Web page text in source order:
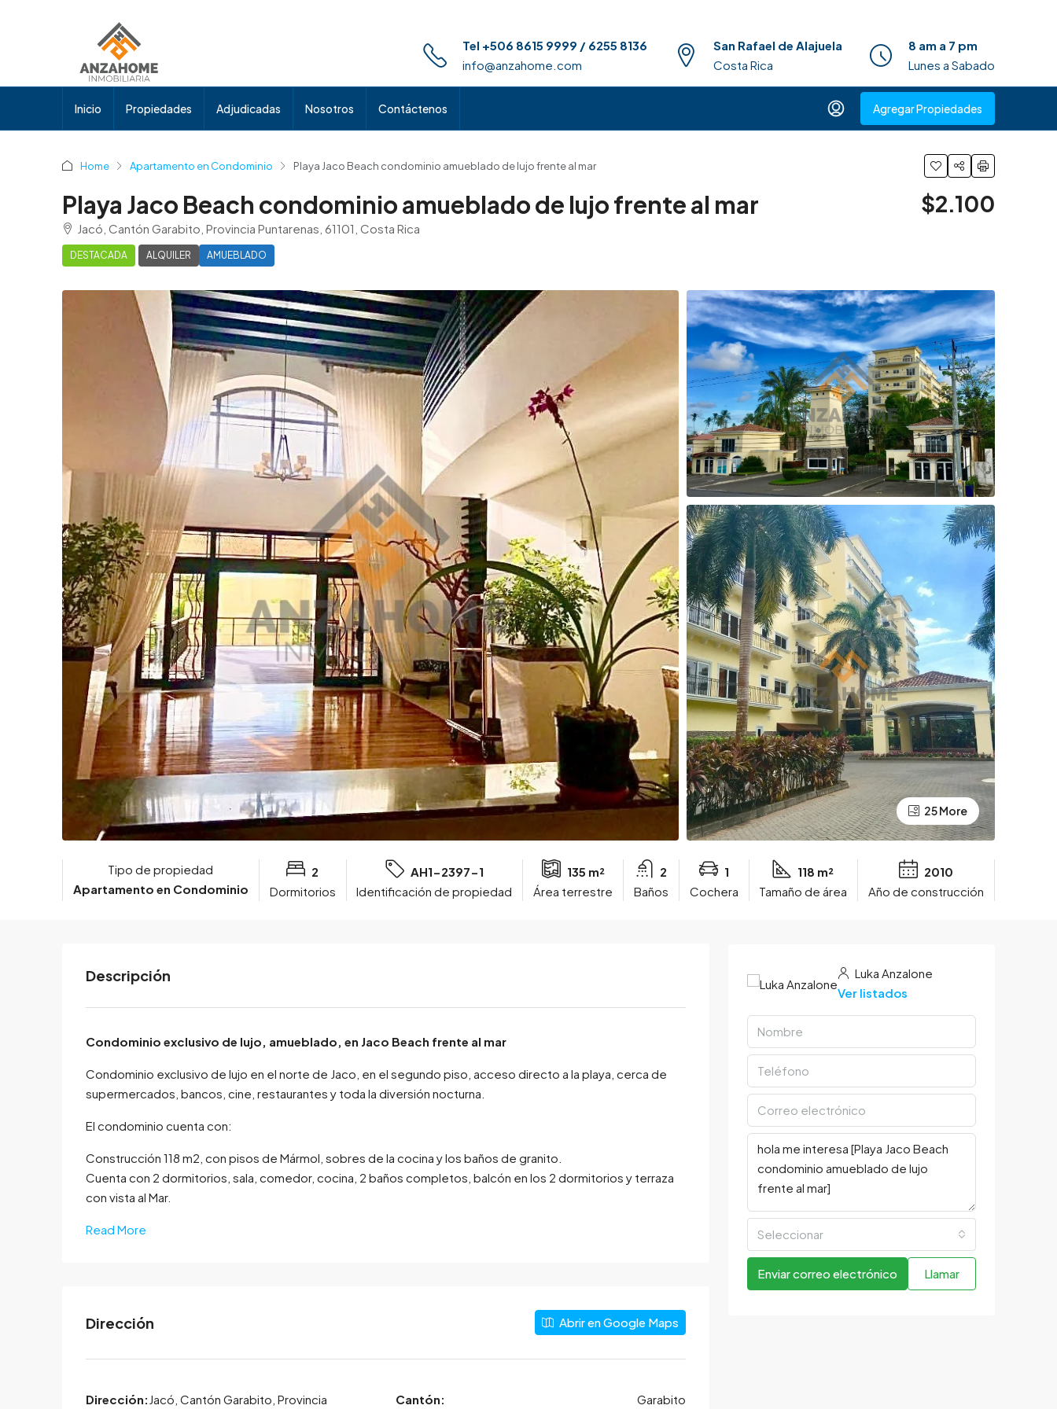
Tel +506 8615 9999 / 6255 8136
info@anzahome.com
San Rafael de Alajuela
Costa Rica
8 am a 7 pm
Lunes a Sabado
Inicio Propiedades Adjudicadas Nosotros Contáctenos Agregar Propiedades
Home Apartamento en Condominio Playa Jaco Beach condominio amueblado de lujo frente al mar
Playa Jaco Beach condominio amueblado de lujo frente al mar
Jacó, Cantón Garabito, Provincia Puntarenas, 61101, Costa Rica
DESTACADA ALQUILER AMUEBLADO
$2.100
25 More
Tipo de propiedad
Apartamento en Condominio
2
Dormitorios
AH1-2397-1
Identificación de propiedad
135 m²
Área terrestre
2
Baños
1
Cochera
118 m²
Tamaño de área
2010
Año de construcción
Descripción
Condominio exclusivo de lujo, amueblado, en Jaco Beach frente al mar
Condominio exclusivo de lujo en el norte de Jaco, en el segundo piso, acceso directo a la playa, cerca de
supermercados, bancos, cine, restaurantes y toda la diversión nocturna.
El condominio cuenta con:
Construcción 118 m2, con pisos de Mármol, sobres de la cocina y los baños de granito.
Cuenta con 2 dormitorios, sala, comedor, cocina, 2 baños completos, balcón en los 2 dormitorios y terraza
con vista al Mar.
Read More
Dirección Abrir en Google Maps
Dirección: Jacó, Cantón Garabito, Provincia Cantón: Garabito
Luka Anzalone
Ver listados
Seleccionar
Enviar correo electrónico Llamar